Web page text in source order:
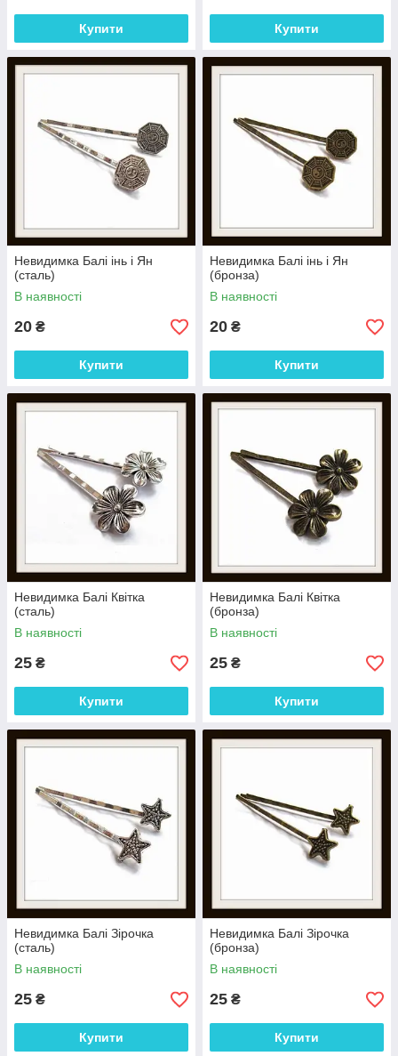
Купити Купити
Невидимка Балі інь і Ян
(сталь)
В наявності
20 ₴
Купити
Невидимка Балі інь і Ян
(бронза)
В наявності
20 ₴
Купити
Невидимка Балі Квітка
(сталь)
В наявності
25 ₴
Купити
Невидимка Балі Квітка
(бронза)
В наявності
25 ₴
Купити
Невидимка Балі Зірочка
(сталь)
В наявності
25 ₴
Купити
Невидимка Балі Зірочка
(бронза)
В наявності
25 ₴
Купити